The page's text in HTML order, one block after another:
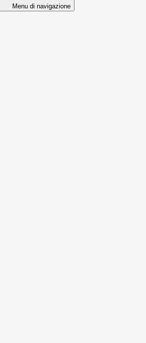
Menu di navigazione